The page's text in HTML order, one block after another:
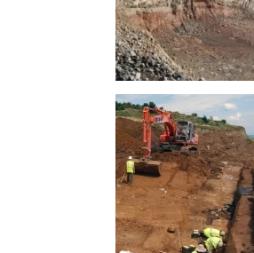
Vue du site en front de
© Paléotime